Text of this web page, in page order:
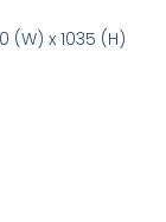
(W) x 1035 (H)